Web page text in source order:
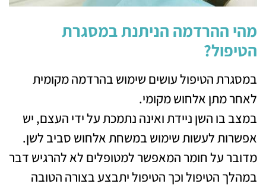
מהי ההרדמה הניתנת במסגרת
הטיפול?
במסגרת הטיפול עושים שימוש בהרדמה מקומית
לאחר מתן אלחוש מקומי.
במצב בו השן ניידת ואינה נתמכת על ידי העצם, יש
אפשרות לעשות שימוש במשחת אלחוש סביב לשן.
מדובר על חומר המאפשר למטופלים לא להרגיש דבר
במהלך הטיפול וכך הטיפול יתבצע בצורה הטובה